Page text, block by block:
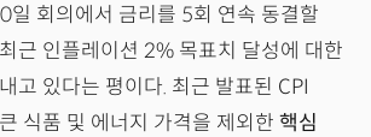
일 회의에서 금리를 5회 연속 동결할
근 인플레이션 2% 목표치 달성에 대한
고 있다는 평이다. 최근 발표된 CPI
식품 및 에너지 가격을 제외한 핵심